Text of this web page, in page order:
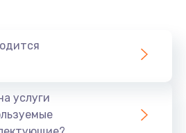
Заказать
услуги